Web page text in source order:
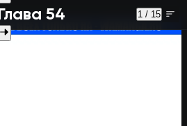
Глава 54 1 / 15